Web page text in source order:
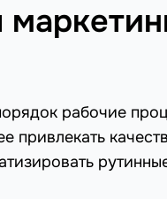
рабочие
привлекать